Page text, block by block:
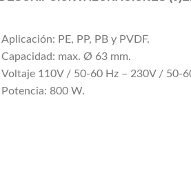
Aplicación: PE, PP, PB y PVDF.
Capacidad: max. Ø 63 mm.
Voltaje 110V / 50-60 Hz – 230V / 50-
Potencia: 800 W.